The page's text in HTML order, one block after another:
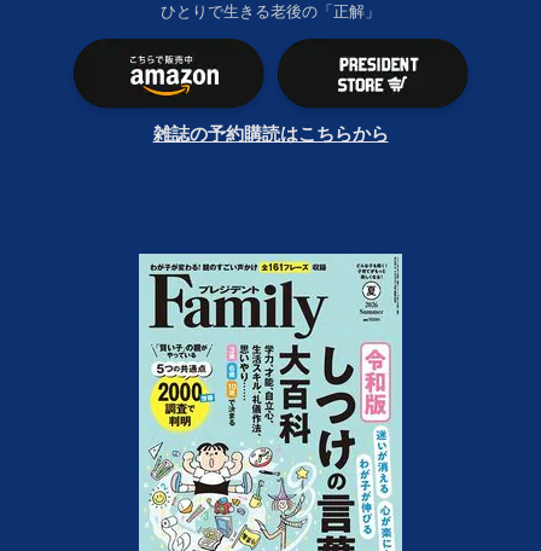
ひとりで生きる老後の「正解」
雑誌の予約購読はこちらから